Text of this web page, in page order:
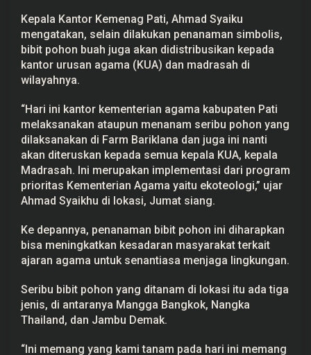
b
i
t
P
o
h
u
a
h
Kepala Kantor Kemenag Pati, Ahmad Syaiku
mengatakan, selain dilakukan penanaman simbolis,
bibit pohon buah juga akan didistribusikan kepada
kantor urusan agama (KUA) dan madrasah di
wilayahnya.
“Hari ini kantor kementerian agama kabupaten Pati
melaksanakan ataupun menanam seribu pohon yang
dilaksanakan di Farm Bariklana dan juga ini nanti
akan diteruskan kepada semua kepala KUA, kepala
Madrasah. Ini merupakan implementasi dari program
prioritas Kementerian Agama yaitu ekoteologi,” ujar
Ahmad Syaikhu di lokasi, Jumat siang.
Ke depannya, penanaman bibit pohon ini diharapkan
bisa meningkatkan kesadaran masyarakat terkait
ajaran agama untuk senantiasa menjaga lingkungan.
Seribu bibit pohon yang ditanam di lokasi itu ada tiga
jenis, di antaranya Mangga Bangkok, Nangka
Thailand, dan Jambu Demak.
“Ini memang yang kami tanam pada hari ini memang